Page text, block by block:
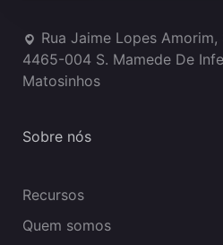
Rua Jaime Lopes Amorim,
4465-004 S. Mamede De
Matosinhos
Sobre nós
Recursos
Quem somos